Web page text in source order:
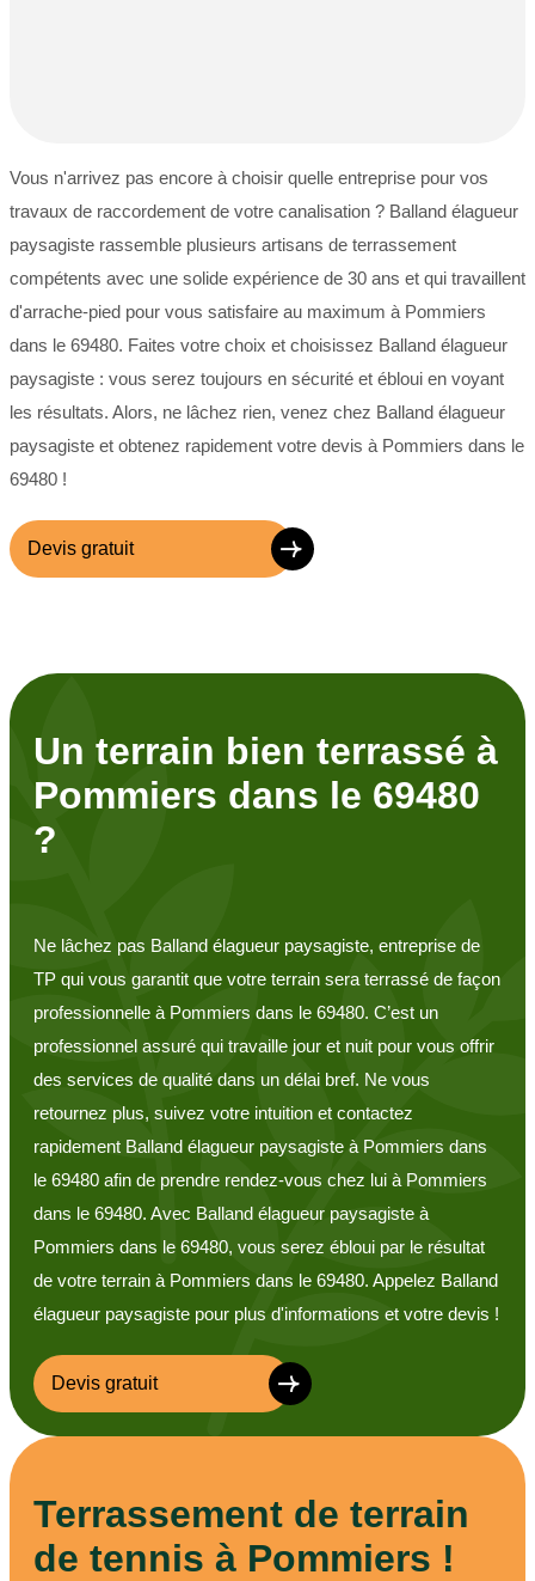
Vous n'arrivez pas encore à choisir quelle entreprise pour vos
travaux de raccordement de votre canalisation ? Balland élagueur
paysagiste rassemble plusieurs artisans de terrassement
compétents avec une solide expérience de 30 ans et qui travaillent
d'arrache-pied pour vous satisfaire au maximum à Pommiers
dans le 69480. Faites votre choix et choisissez Balland élagueur
paysagiste : vous serez toujours en sécurité et ébloui en voyant
les résultats. Alors, ne lâchez rien, venez chez Balland élagueur
paysagiste et obtenez rapidement votre devis à Pommiers dans le
69480 !
Devis gratuit
Un terrain bien terrassé à
Pommiers dans le 69480
?
Ne lâchez pas Balland élagueur paysagiste, entreprise de
TP qui vous garantit que votre terrain sera terrassé de façon
professionnelle à Pommiers dans le 69480. C’est un
professionnel assuré qui travaille jour et nuit pour vous offrir
des services de qualité dans un délai bref. Ne vous
retournez plus, suivez votre intuition et contactez
rapidement Balland élagueur paysagiste à Pommiers dans
le 69480 afin de prendre rendez-vous chez lui à Pommiers
dans le 69480. Avec Balland élagueur paysagiste à
Pommiers dans le 69480, vous serez ébloui par le résultat
de votre terrain à Pommiers dans le 69480. Appelez Balland
élagueur paysagiste pour plus d'informations et votre devis !
Devis gratuit
Terrassement de terrain
de tennis à Pommiers !